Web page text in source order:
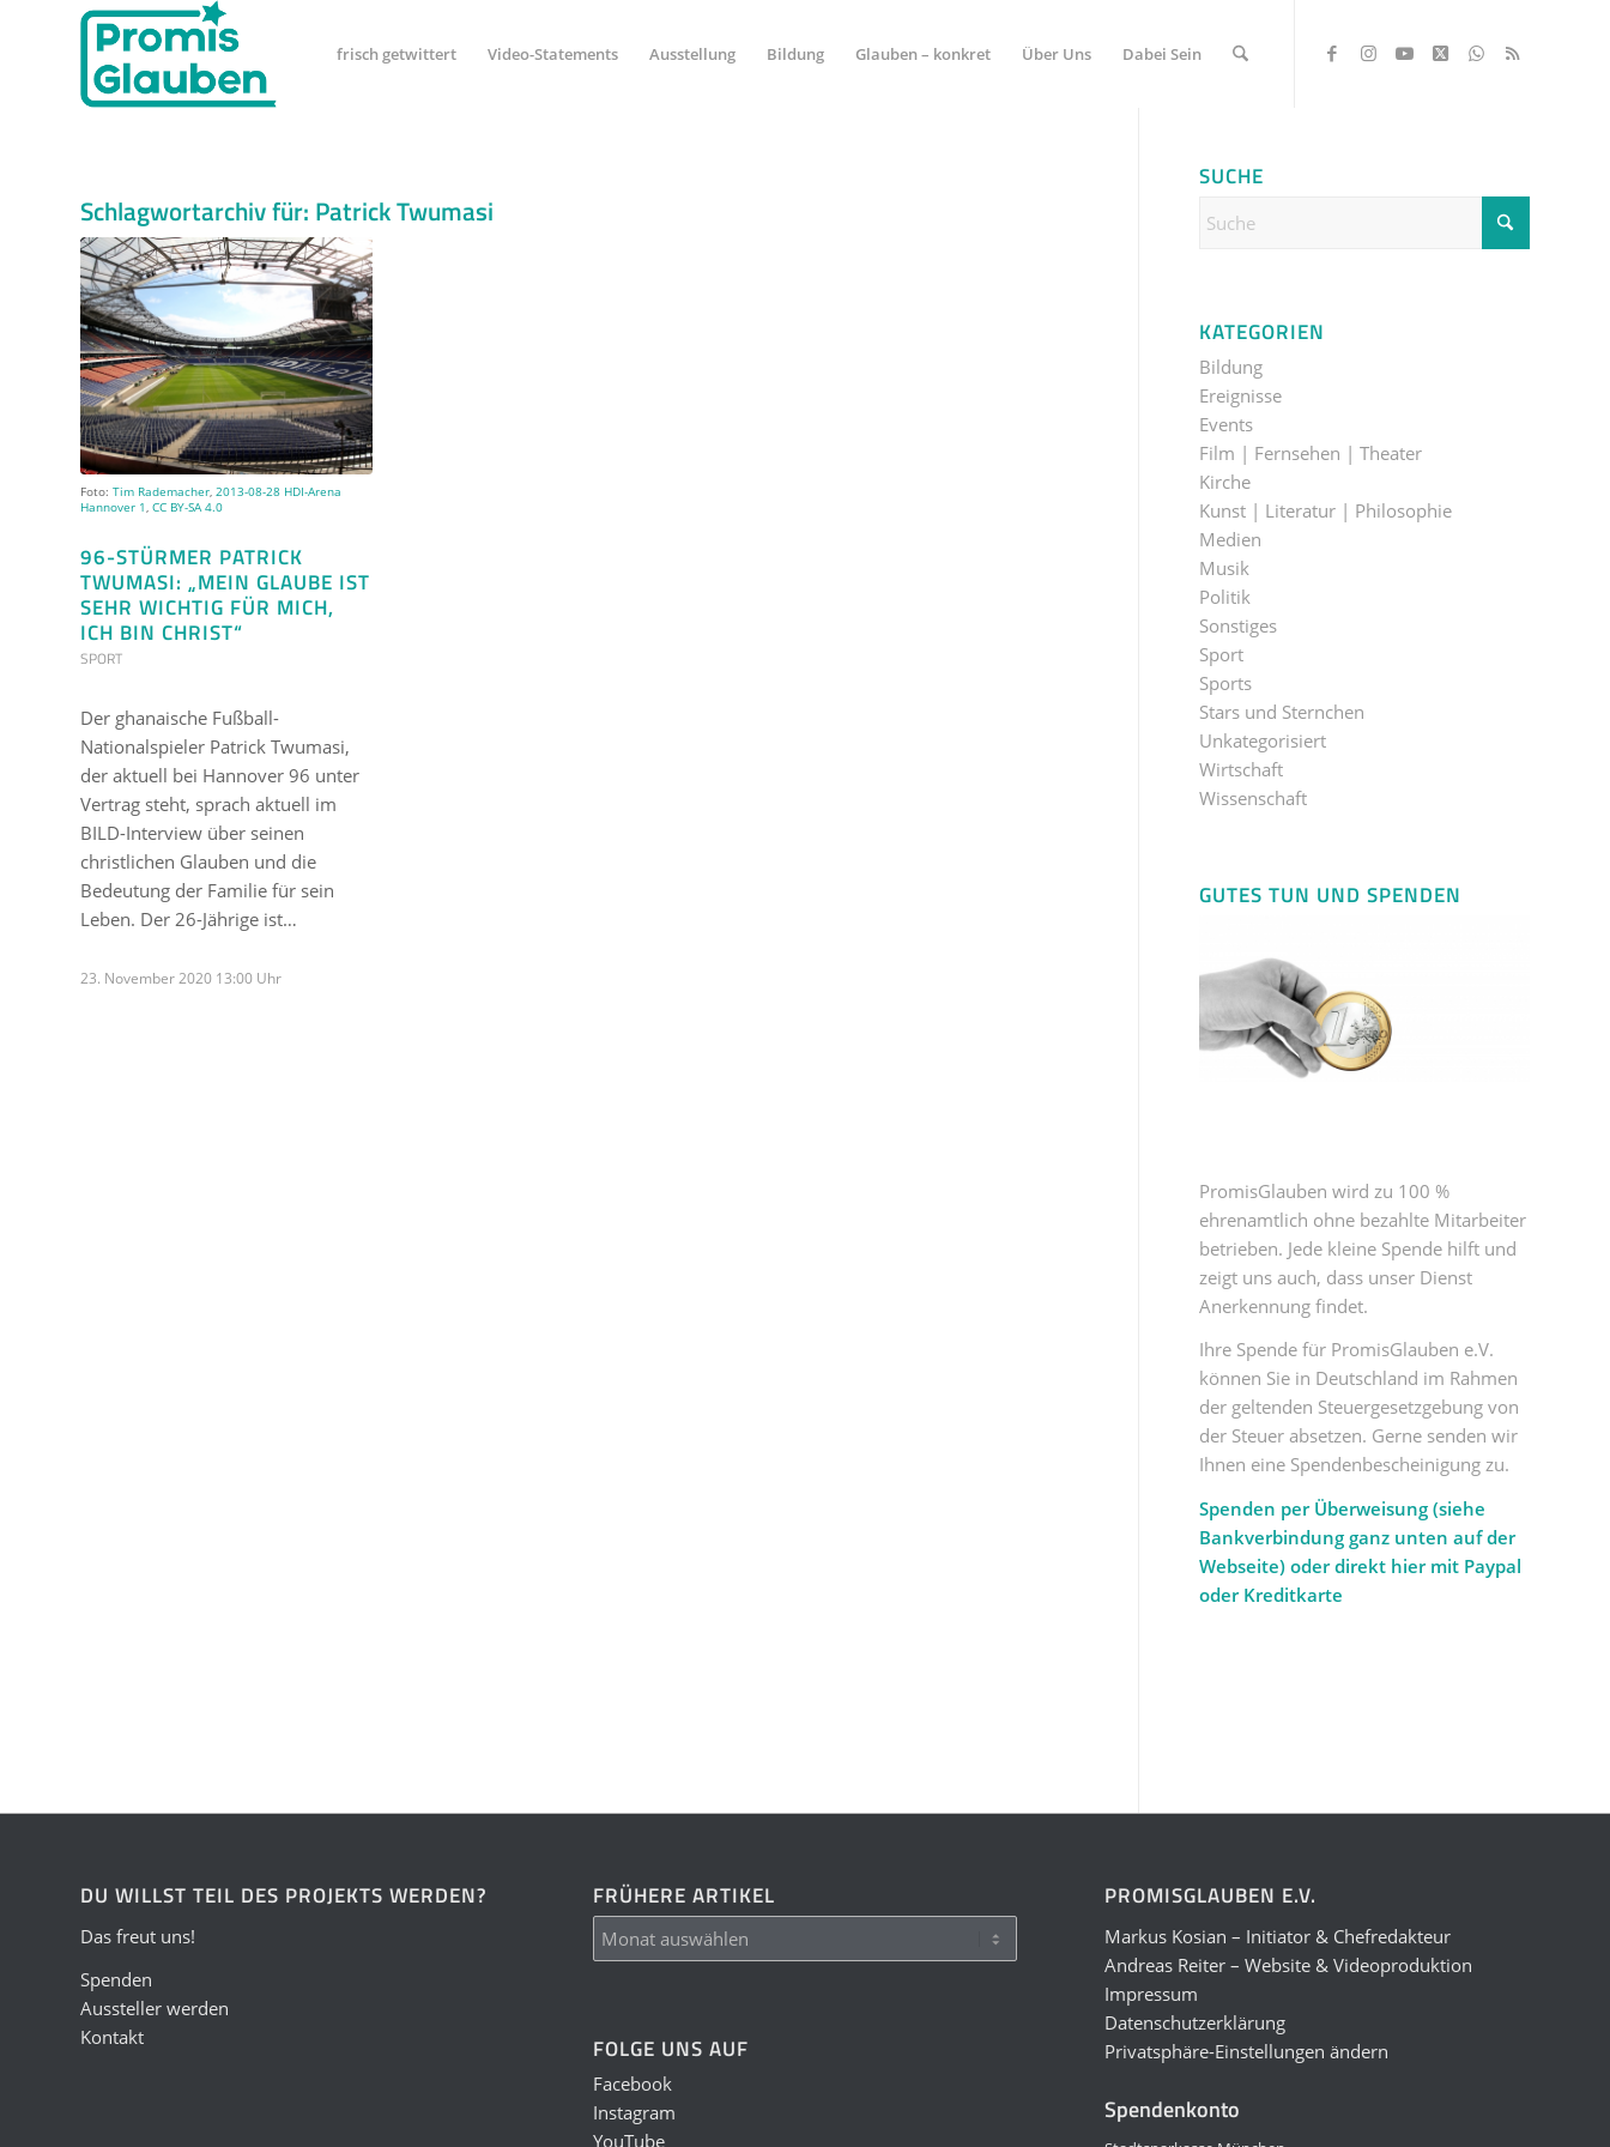
frisch getwittert Video-Statements Ausstellung Bildung Glauben – konkret Über Uns Dabei Sein
Schlagwortarchiv für: Patrick Twumasi
Foto: Tim Rademacher, 2013-08-28 HDI-Arena
Hannover 1, CC BY-SA 4.0
96-STÜRMER PATRICK
TWUMASI: „MEIN GLAUBE IST
SEHR WICHTIG FÜR MICH,
ICH BIN CHRIST“
SPORT
Der ghanaische Fußball-
Nationalspieler Patrick Twumasi,
der aktuell bei Hannover 96 unter
Vertrag steht, sprach aktuell im
BILD-Interview über seinen
christlichen Glauben und die
Bedeutung der Familie für sein
Leben. Der 26-Jährige ist…
23. November 2020 13:00 Uhr
SUCHE
KATEGORIEN
Bildung
Ereignisse
Events
Film | Fernsehen | Theater
Kirche
Kunst | Literatur | Philosophie
Medien
Musik
Politik
Sonstiges
Sport
Sports
Stars und Sternchen
Unkategorisiert
Wirtschaft
Wissenschaft
GUTES TUN UND SPENDEN
PromisGlauben wird zu 100 %
ehrenamtlich ohne bezahlte Mitarbeiter
betrieben. Jede kleine Spende hilft und
zeigt uns auch, dass unser Dienst
Anerkennung findet.
Ihre Spende für PromisGlauben e.V.
können Sie in Deutschland im Rahmen
der geltenden Steuergesetzgebung von
der Steuer absetzen. Gerne senden wir
Ihnen eine Spendenbescheinigung zu.
Spenden per Überweisung (siehe
Bankverbindung ganz unten auf der
Webseite) oder direkt hier mit Paypal
oder Kreditkarte
DU WILLST TEIL DES PROJEKTS WERDEN?
Das freut uns!
Spenden
Aussteller werden
Kontakt
FRÜHERE ARTIKEL
FOLGE UNS AUF
Facebook
Instagram
YouTube
PROMISGLAUBEN E.V.
Markus Kosian – Initiator & Chefredakteur
Andreas Reiter – Website & Videoproduktion
Impressum
Datenschutzerklärung
Privatsphäre-Einstellungen ändern
Spendenkonto